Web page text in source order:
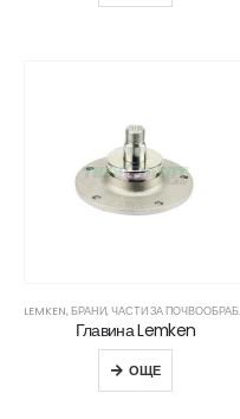
LEMKEN,БРАНИ,ЧАСТИ ЗА ПОЧВООБРАБОТВАЩА ТЕХНИКА
Главина Lemken
ОЩЕ